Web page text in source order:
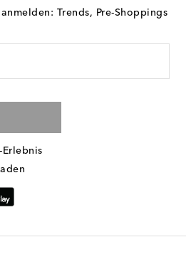
Trends, Pre-Shoppings